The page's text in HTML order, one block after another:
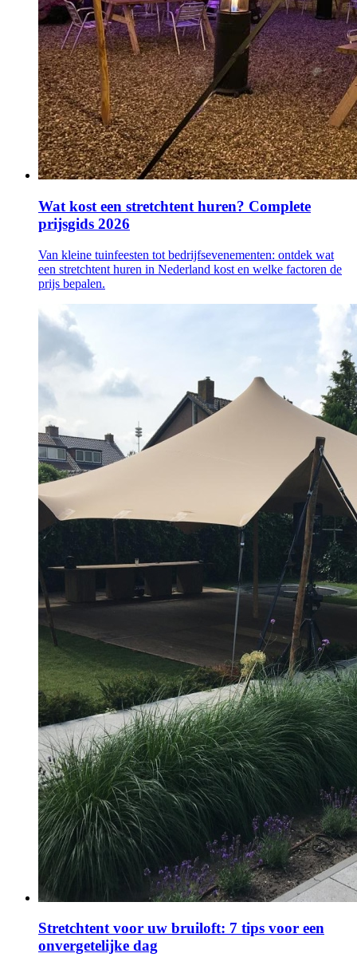
Wat kost een stretchtent huren? Complete
prijsgids 2026
Van kleine tuinfeesten tot bedrijfsevenementen: ontdek wat
een stretchtent huren in Nederland kost en welke factoren de
prijs bepalen.
Stretchtent voor uw bruiloft: 7 tips voor een
onvergetelijke dag